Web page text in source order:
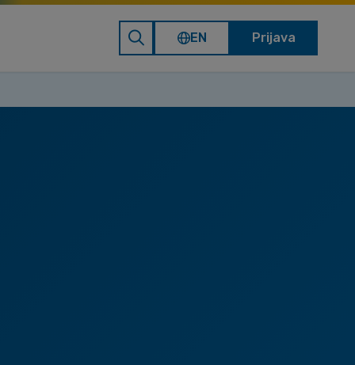
EN Prijava